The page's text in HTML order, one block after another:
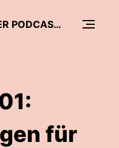
FILM & FRESSEN - DER PODCAST ÜBER KINO MIT GESCHMACK
für